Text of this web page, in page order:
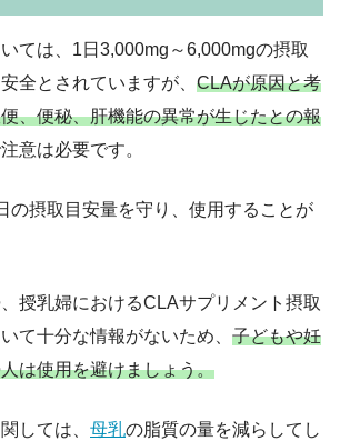
ては、1日3,000mg～6,000mgの摂取
全とされていますが、 CLAが原因と考
、便秘、肝機能の異常が生じたとの報
意は必要です。
の摂取目安量を守り、使用することが
授乳婦におけるCLAサプリメント摂取
て十分な情報がないため、 子どもや妊
は使用を避けましょう。
しては、 母乳の脂質の量を減らしてし